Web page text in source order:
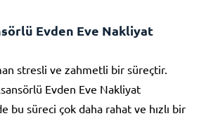
Evden Eve Nakliyat
stresli ve zahmetli bir süreçtir.
Evden Eve Nakliyat
bu süreci çok daha rahat ve hızlı bir